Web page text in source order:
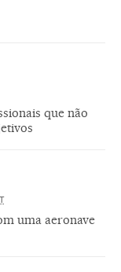
que não
uma aeronave